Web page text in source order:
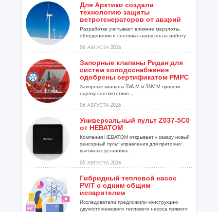
Для Арктики создали
технологию защиты
ветрогенераторов от аварий
Разработка учитывает влияние мерзлоты,
обледенения и снеговых нагрузок на работу
06 АВГУСТА 2026
Запорные клапаны Ридан для
систем холодоснабжения
одобрены сертификатом РМРС
Запорные клапаны SVA M и SNV M прошли
оценку соответствия ...
06 АВГУСТА 2026
Универсальный пульт Z037-5C0
от НЕВАТОМ
Компания НЕВАТОМ открывает к заказу новый
сенсорный пульт управления для приточно-
вытяжных установок...
05 АВГУСТА 2026
Гибридный тепловой насос
PV/T с одним общим
испарителем
Исследователи предложили конструкцию
двухисточникового теплового насоса прямого